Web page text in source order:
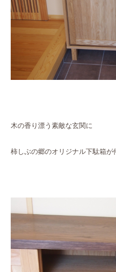
木の香り漂う素敵な玄関に
柿しぶの郷のオリジナル下駄箱が